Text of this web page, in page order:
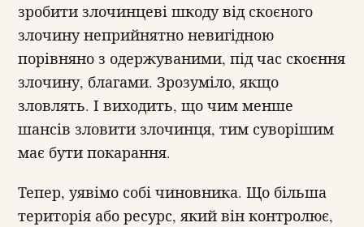
зробити злочинцеві шкоду від скоєного
злочину неприйнятно невигідною
порівняно з одержуваними, під час скоєння
злочину, благами. Зрозуміло, якщо
зловлять. І виходить, що чим менше
шансів зловити злочинця, тим суворішим
має бути покарання.
Тепер, уявімо собі чиновника. Що більша
територія або ресурс, який він контролює,